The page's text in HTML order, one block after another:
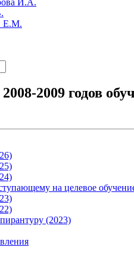
И.А.
Е.М.
2009 годов
на целевое
(2023)